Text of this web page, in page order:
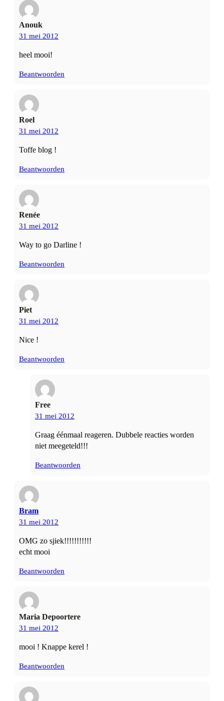
Anouk
31 mei 2012
heel mooi!
Beantwoorden
Roel
31 mei 2012
Toffe blog !
Beantwoorden
Renée
31 mei 2012
Way to go Darline !
Beantwoorden
Piet
31 mei 2012
Nice !
Beantwoorden
Free
31 mei 2012
Graag éénmaal reageren. Dubbele reacties worden
niet meegeteld!!!
Beantwoorden
Bram
31 mei 2012
OMG zo sjiek!!!!!!!!!!!
echt mooi
Beantwoorden
Maria Depoortere
31 mei 2012
mooi ! Knappe kerel !
Beantwoorden